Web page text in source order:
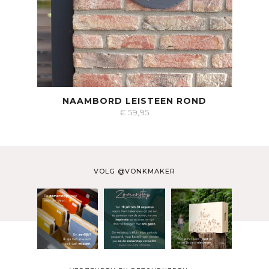
NAAMBORD LEISTEEN ROND
€ 59,95
VOLG @VONKMAKER